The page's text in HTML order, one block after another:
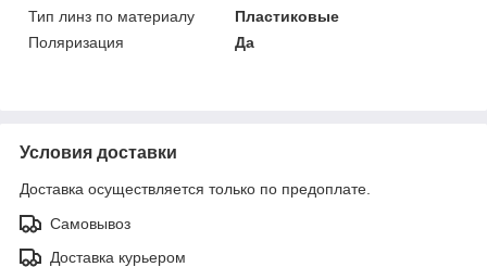
Тип линз по материалу
Пластиковые
Поляризация
Да
Условия доставки
Доставка осуществляется только по предоплате.
Самовывоз
Доставка курьером